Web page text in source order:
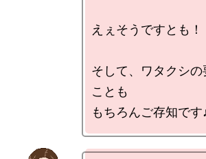
えぇそうですとも！
そして、ワタクシ
ことも